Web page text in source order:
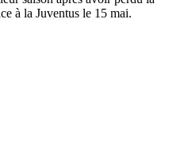
à la Juventus le 15 mai.